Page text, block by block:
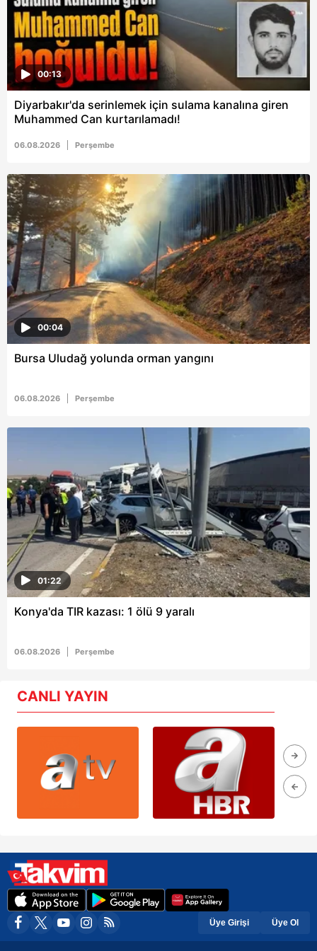
almak için lütfen tıklayınız.
00:13
Diyarbakır'da serinlemek için sulama kanalına giren
Muhammed Can kurtarılamadı!
06.08.2026 Perşembe
00:04
Bursa Uludağ yolunda orman yangını
06.08.2026 Perşembe
01:22
Konya'da TIR kazası: 1 ölü 9 yaralı
06.08.2026 Perşembe
CANLI YAYIN
Üye Girişi Üye Ol